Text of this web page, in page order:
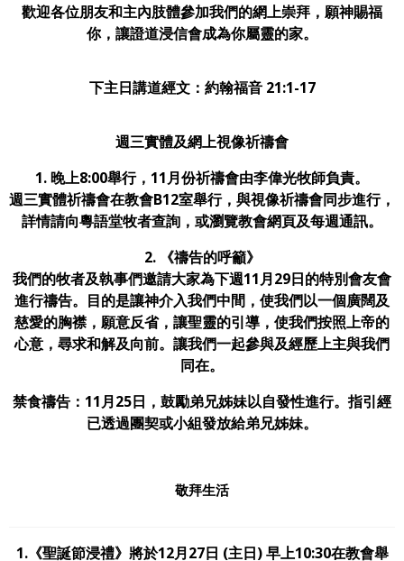
歡迎各位朋友和主內肢體參加我們的網上崇拜，願神賜福
你，讓證道浸信會成為你屬靈的家。
下主日講道經文：約翰福音 21:1-17
週三實體及網上視像祈禱會
1. 晚上8:00舉行，11月份祈禱會由李偉光牧師負責。
週三實體祈禱會在教會B12室舉行，與視像祈禱會同步進行，
詳情請向粵語堂牧者查詢，或瀏覽教會網頁及每週通訊。
2. 《禱告的呼籲》
我們的牧者及執事們邀請大家為下週11月29日的特別會友會
進行禱告。目的是讓神介入我們中間，使我們以一個廣闊及
慈愛的胸襟，願意反省，讓聖靈的引導，使我們按照上帝的
心意，尋求和解及向前。讓我們一起參與及經歷上主與我們
同在。
禁食禱告： 11月25日，鼓勵弟兄姊妹以自發性進行。指引經
已透過團契或小組發放給弟兄姊妹。
敬拜生活
1.《聖誕節浸禮》將於12月27日 (主日) 早上10:30在教會舉